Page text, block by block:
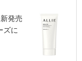
発売
ズに